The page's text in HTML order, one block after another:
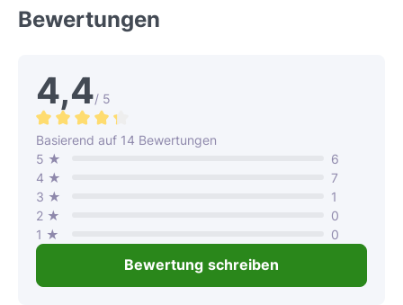
Bewertungen
4,4/ 5
Durchschnittliche Bewertung von 4.3 von 5 Sternen
Basierend auf 14 Bewertungen
5 ★
6
4 ★
7
3 ★
1
2 ★
0
1 ★
0
Bewertung schreiben